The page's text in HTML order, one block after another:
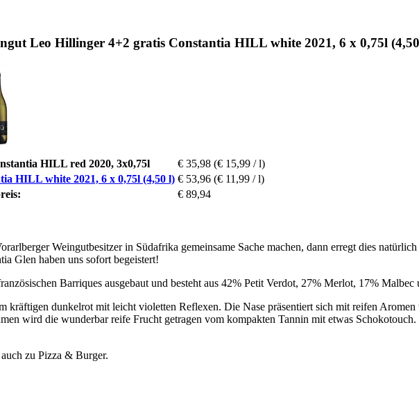
Leo Hillinger 4+2 gratis Constantia HILL white 2021, 6 x 0,75l
HILL red 2020, 3x0,75l € 35,98 (€ 15,99 / l)
HILL white 2021, 6 x 0,75l (4,50 l) € 53,96 (€ 11,99 / l)
€ 89,94
Weingutbesitzer in Südafrika gemeinsame Sache machen, dann erregt dies
Glen haben uns sofort begeistert!
Barriques ausgebaut und besteht aus 42% Petit Verdot, 27% Merlot, 17% Malbec
kräftigen dunkelrot mit leicht violetten Reflexen. Die Nase präsentiert sich mit reifen
wird die wunderbar reife Frucht getragen vom kompakten Tannin mit etwas
zu Pizza & Burger.